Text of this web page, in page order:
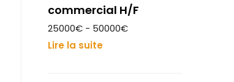
commercial H/F
25000€ - 50000€
Lire la suite